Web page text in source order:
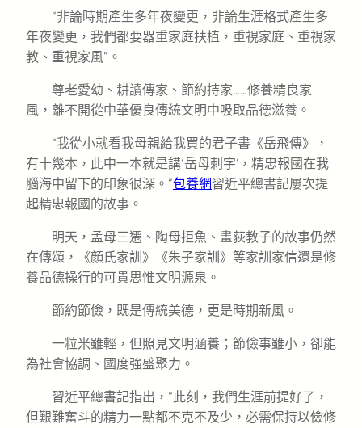
“非論時期產生多年夜變更，非論生涯格式產生多
年夜變更，我們都要器重家庭扶植，重視家庭、重視家
教、重視家風”。
尊老愛幼、耕讀傳家、節約持家……修養精良家
風，離不開從中華優良傳統文明中吸取品德滋養。
“我從小就看我母親給我買的君子書《岳飛傳》，
有十幾本，此中一本就是講‘岳母刺字’，精忠報國在我
腦海中留下的印象很深。”包養網習近平總書記屢次提
起精忠報國的故事。
明天，孟母三遷、陶母拒魚、畫荻教子的故事仍然
在傳頌，《顏氏家訓》《朱子家訓》等家訓家信還是修
養品德操行的可貴思惟文明源泉。
節約節儉，既是傳統美德，更是時期新風。
一粒米雖輕，但照見文明涵養；節儉事雖小，卻能
為社會協調、國度強盛聚力。
習近平總書記指出，“此刻，我們生涯前提好了，
但艱難奮斗的精力一點都不克不及少，必需保持以儉修